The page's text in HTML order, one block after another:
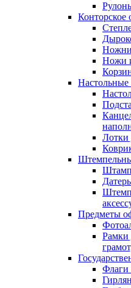
Конторское
Ножи
Настольные
Лотки
Предметы
Рамки
Флаги